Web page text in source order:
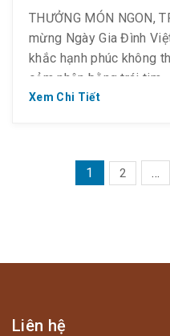
THƯỞNG MÓN NGON,
mừng Ngày Gia Đình
khắc hạnh phúc không
cảm nhận bằng trái
cùng ngồi bên nhau,
Xem Chi Tiết
PHÂN
TRANG
1 2 …
Liên hệ